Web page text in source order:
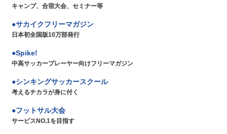
キャンプ、合宿大会、セミナー等
サカイクフリーマガジン
日本初全国版10万部発行
Spike!
中高サッカープレーヤー向けフリーマガジン
シンキングサッカースクール
考えるチカラが身に付く
フットサル大会
サービスNO.1を目指す